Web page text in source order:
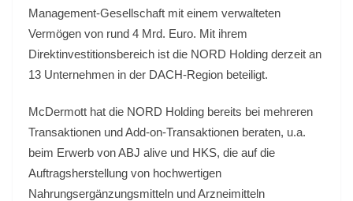
Management-Gesellschaft mit einem verwalteten
Vermögen von rund 4 Mrd. Euro. Mit ihrem
Direktinvestitionsbereich ist die NORD Holding derzeit an
13 Unternehmen in der DACH-Region beteiligt.
McDermott hat die NORD Holding bereits bei mehreren
Transaktionen und Add-on-Transaktionen beraten, u.a.
beim Erwerb von ABJ alive und HKS, die auf die
Auftragsherstellung von hochwertigen
Nahrungsergänzungsmitteln und Arzneimitteln